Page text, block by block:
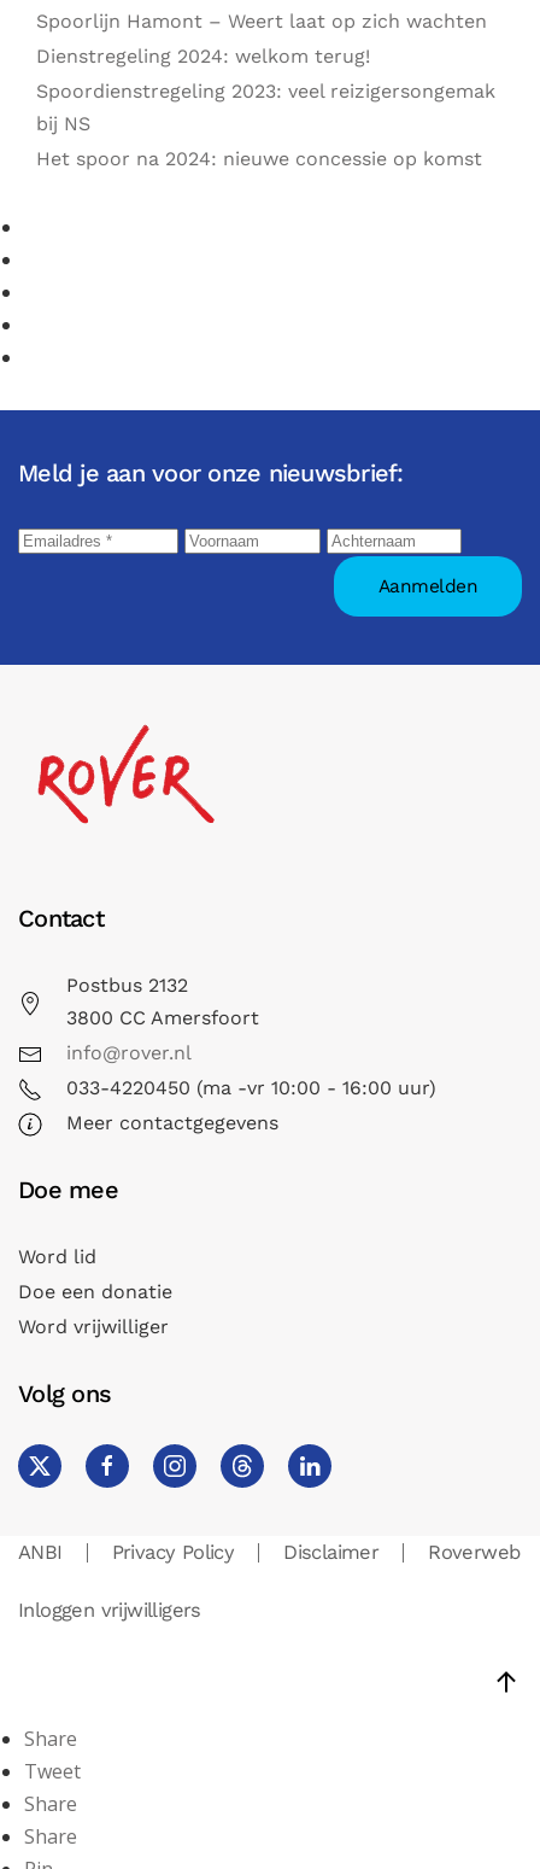
Spoorlijn Hamont – Weert laat op zich wachten
Dienstregeling 2024: welkom terug!
Spoordienstregeling 2023: veel reizigersongemak
bij NS
Het spoor na 2024: nieuwe concessie op komst
Meld je aan voor onze nieuwsbrief:
Contact
Postbus 2132
3800 CC Amersfoort
info@rover.nl
033-4220450 (ma -vr 10:00 - 16:00 uur)
Meer contactgegevens
Doe mee
Word lid
Doe een donatie
Word vrijwilliger
Volg ons
ANBI Privacy Policy Disclaimer Roverweb
Inloggen vrijwilligers
Share
Tweet
Share
Share